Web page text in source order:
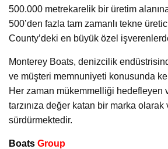
500.000 metrekarelik bir üretim
500’den fazla tam zamanlı tekne
County’deki en büyük özel
Monterey Boats, denizcilik
ve müşteri memnuniyeti konusunda
Her zaman mükemmelliği hedefleyen
tarzınıza değer katan bir marka olarak
sürdürmektedir.
Boats Group